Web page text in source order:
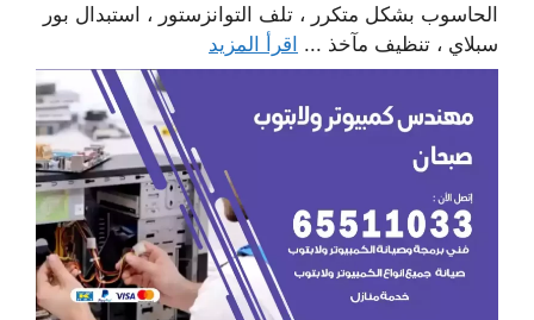
الحاسوب بشكل متكرر ، تلف التوانزستور ، استبدال بور
سبلاي ، تنظيف مآخذ ... اقرأ المزيد